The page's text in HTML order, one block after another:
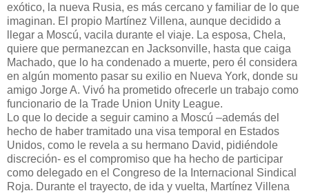
exótico, la nueva Rusia, es más cercano y familiar de lo que
imaginan. El propio Martínez Villena, aunque decidido a
llegar a Moscú, vacila durante el viaje. La esposa, Chela,
quiere que permanezcan en Jacksonville, hasta que caiga
Machado, que lo ha condenado a muerte, pero él considera
en algún momento pasar su exilio en Nueva York, donde su
amigo Jorge A. Vivó ha prometido ofrecerle un trabajo como
funcionario de la Trade Union Unity League.
Lo que lo decide a seguir camino a Moscú –además del
hecho de haber tramitado una visa temporal en Estados
Unidos, como le revela a su hermano David, pidiéndole
discreción- es el compromiso que ha hecho de participar
como delegado en el Congreso de la Internacional Sindical
Roja. Durante el trayecto, de ida y vuelta, Martínez Villena